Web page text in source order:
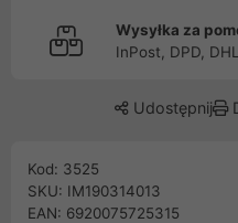
Wysyłka za
InPost, DPD, DHL
Udostępnij
Kod: 3525
SKU: IM190314013
EAN: 6920075725315